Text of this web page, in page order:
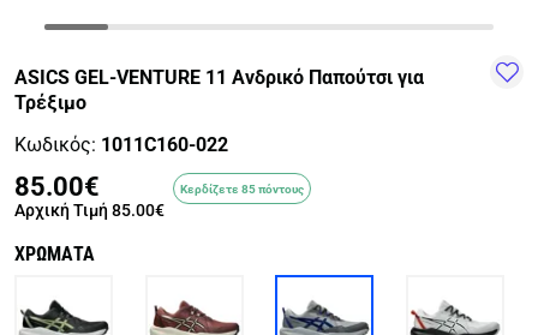
WALKINGTRAINING-WATER
ASICS GEL-VENTURE 11 Ανδρικό Παπούτσι για
Τρέξιμο
Κωδικός: 1011C160-022
85.00€
Αρχική Τιμή 85.00€
Κερδίζετε 85 πόντους
ΧΡΩΜΑΤΑ